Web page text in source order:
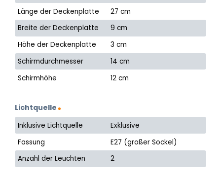
Länge der Deckenplatte
27 cm
Breite der Deckenplatte
9 cm
Höhe der Deckenplatte
3 cm
Schirmdurchmesser
14 cm
Schirmhöhe
12 cm
Lichtquelle
Inklusive Lichtquelle
Exklusive
Fassung
E27 (großer Sockel)
Anzahl der Leuchten
2